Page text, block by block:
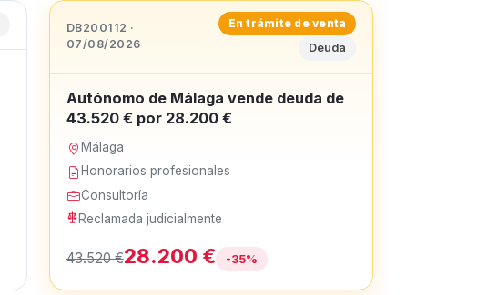
DB200112 ·
07/08/2026
En trámite de venta
Deuda
Autónomo de Málaga vende deuda de
43.520 € por 28.200 €
Málaga
Honorarios profesionales
Consultoría
Reclamada judicialmente
43.520 €28.200 € -35%